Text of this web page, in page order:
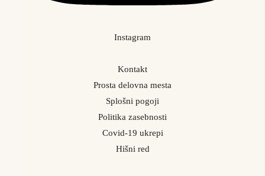
Instagram
Kontakt
Prosta delovna mesta
Splošni pogoji
Politika zasebnosti
Covid-19 ukrepi
Hišni red